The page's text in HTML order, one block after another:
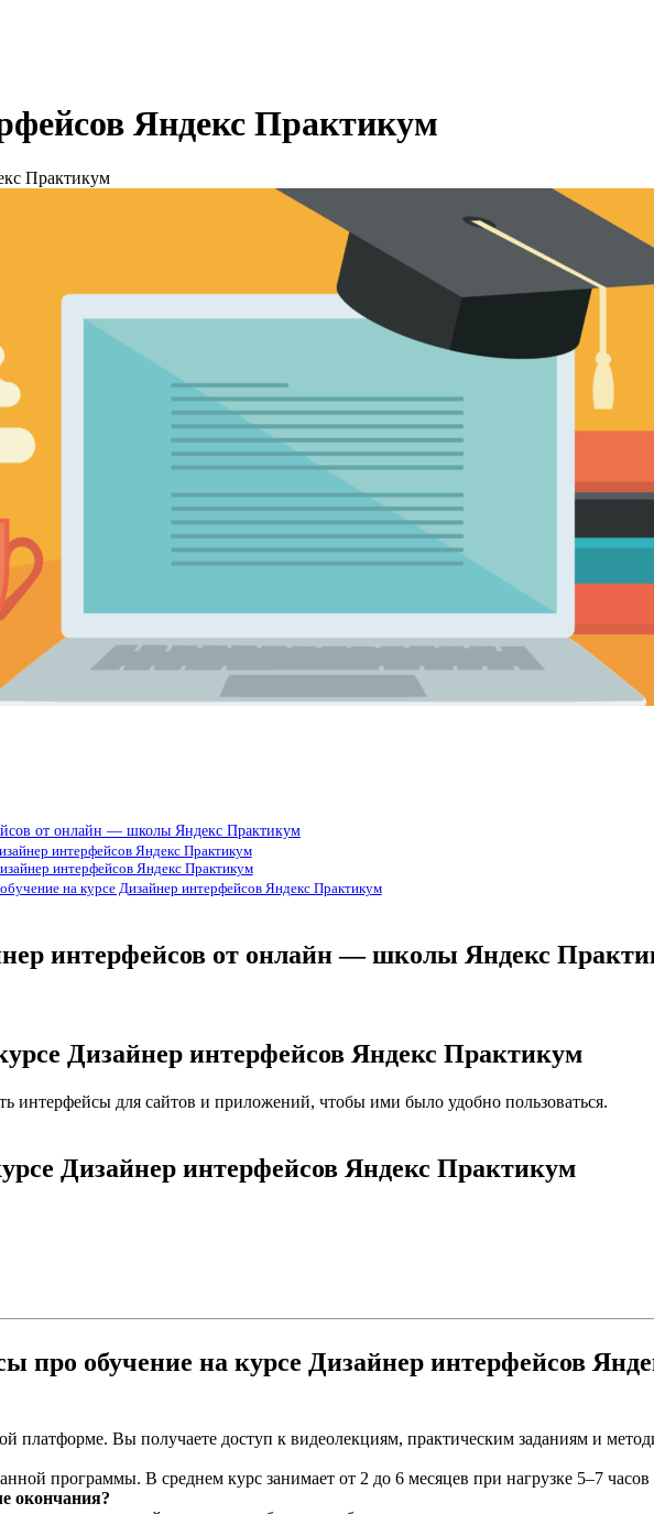
Яндекс Практикум
Практикум
от онлайн — школы Яндекс Практикум
интерфейсов Яндекс Практикум
интерфейсов Яндекс Практикум
на курсе Дизайнер интерфейсов Яндекс Практикум
интерфейсов от онлайн — школы Яндекс
Дизайнер интерфейсов Яндекс Практикум
интерфейсы для сайтов и приложений, чтобы ими было удобно пользоваться.
Дизайнер интерфейсов Яндекс Практикум
про обучение на курсе Дизайнер интерфейсов
платформе. Вы получаете доступ к видеолекциям, практическим заданиям и
программы. В среднем курс занимает от 2 до 6 месяцев при нагрузке 5–7
окончания?